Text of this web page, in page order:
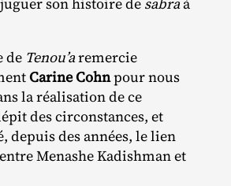
de Tenou’aremercie
Carine Cohnpour nous
la réalisation de ce
des circonstances, et
depuis des années, le lien
Menashe Kadishman et